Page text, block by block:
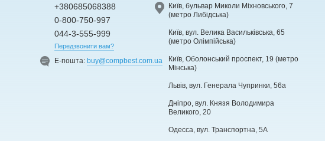
+380685068388
0-800-750-997
044-3-555-999
Передзвонити вам?
Е-пошта:buy@compbest.com.ua
Київ, бульвар Миколи Міхновського, 7
(метро Либідська)
Київ, вул. Велика Васильківська, 65
(метро Олімпійська)
Київ, Оболонський проспект, 19 (метро
Мінська)
Львів, вул. Генерала Чупринки, 56а
Дніпро, вул. Князя Володимира
Великого, 20
Одесса, вул. Транспортна, 5А